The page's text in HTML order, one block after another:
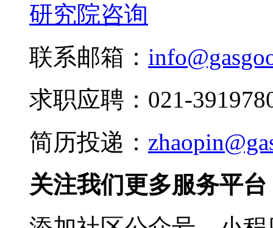
研究院咨询
联系邮箱：
求职应聘：021-
简历投递：
关注我们更多服务平台